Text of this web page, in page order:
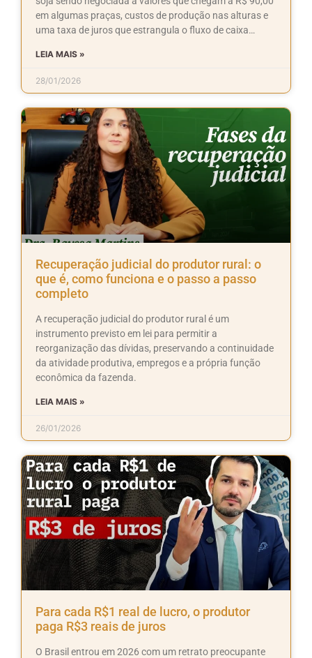
em algumas praças, custos de produção nas alturas e
uma taxa de juros que estrangula o fluxo de caixa…
LEIA MAIS »
28/01/2026
Recuperação judicial do produtor rural: o
que é, como funciona e o passo a passo
completo
A recuperação judicial do produtor rural é um
instrumento previsto em lei para permitir a
reorganização das dívidas, preservando a continuidade
da atividade produtiva, empregos e a própria função
econômica da fazenda.
LEIA MAIS »
26/01/2026
Para cada R$1 real de lucro, o produtor
paga R$3 reais de juros
O Brasil entrou em 2026 com um retrato preocupante